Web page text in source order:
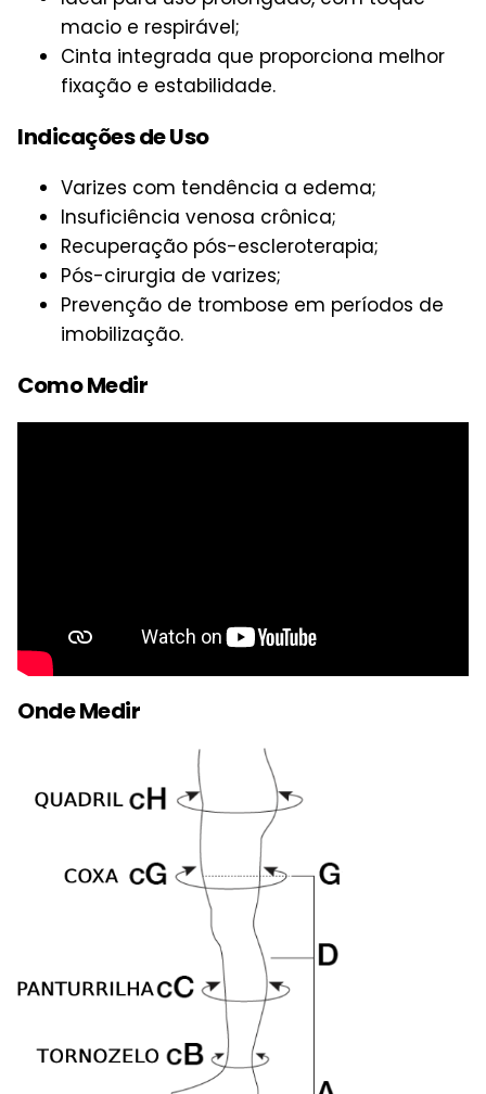
macio e respirável;
Cinta integrada que proporciona melhor
fixação e estabilidade.
Indicações de Uso
Varizes com tendência a edema;
Insuficiência venosa crônica;
Recuperação pós-escleroterapia;
Pós-cirurgia de varizes;
Prevenção de trombose em períodos de
imobilização.
Como Medir
Onde Medir